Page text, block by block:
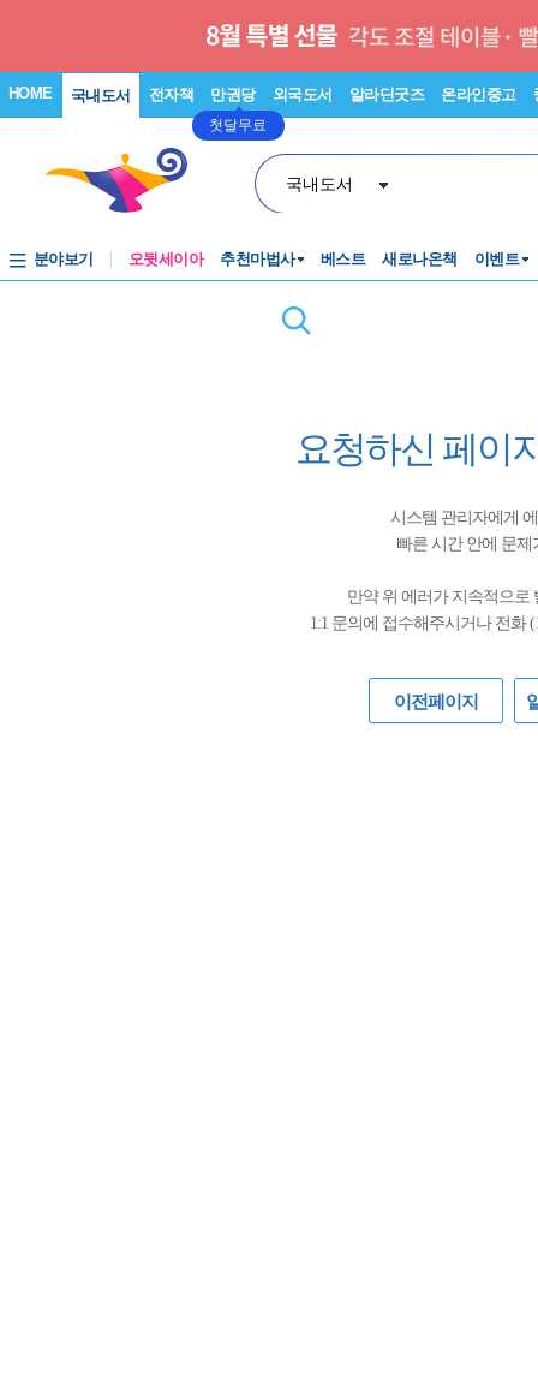
HOME 국내도서 전자책 만권당
첫달무료
외국도서 알라딘굿즈 온라인중고
국내도서
분야보기 오뒷세이아 추천마법사 베스트 새로나온책 이벤트
요청하신 페이
시스템 관리자에게
빠른 시간 안에 문
만약 위 에러가 지속적으로
1:1 문의에 접수해주시거나 전화 (
이전페이지